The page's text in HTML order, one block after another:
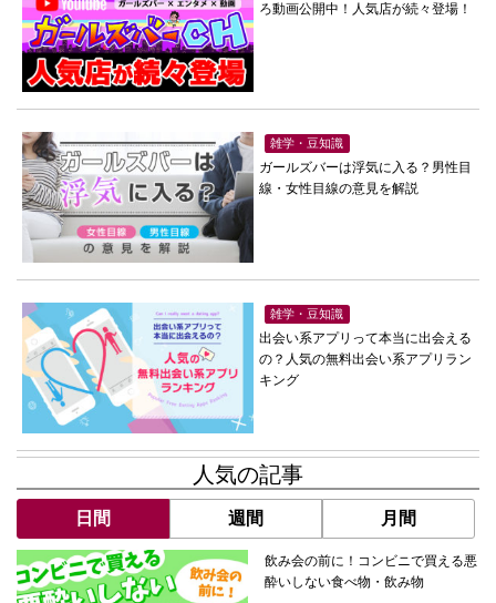
ろ動画公開中！人気店が続々登場！
雑学・豆知識
ガールズバーは浮気に入る？男性目
線・女性目線の意見を解説
雑学・豆知識
出会い系アプリって本当に出会える
の？人気の無料出会い系アプリラン
キング
人気の記事
日間 週間 月間
飲み会の前に！コンビニで買える悪
酔いしない食べ物・飲み物